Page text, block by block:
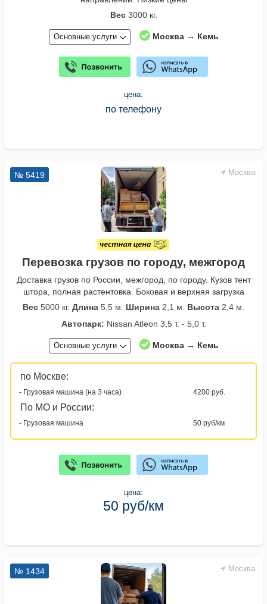
Вес3000 кг.
Основные услуги Москва → Кемь
цена:
по телефону
Москва
№ 5419
Перевозка грузов по городу, межгород
Доставка грузов по России, межгород, по городу. Кузов тент
штора, полная растентовка. Боковая и верхняя загрузка
Вес 5000 кг. Длина 5,5 м. Ширина 2,1 м. Высота 2,4 м.
Автопарк: Nissan Atleon 3,5 т. - 5,0 т.
Основные услуги Москва → Кемь
по Москве:
- Грузовая машина (на 3 часа) 4200 руб.
По МО и России:
- Грузовая машина 50 руб/км
цена:
50 руб/км
Москва
№ 1434